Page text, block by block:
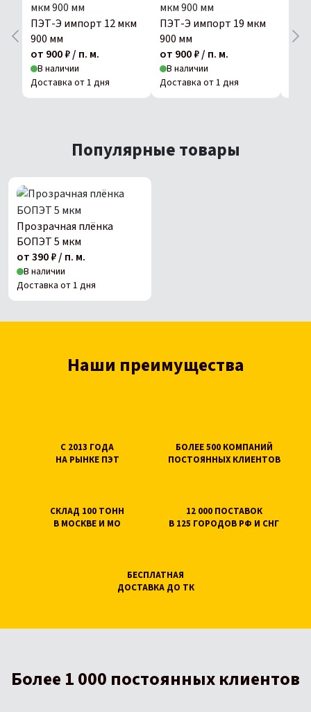
ПЭТ-Э импорт 12 мкм
900 мм
от 900 ₽ / п. м.
В наличии
Доставка от 1 дня
ПЭТ-Э импорт 19 мкм
900 мм
от 900 ₽ / п. м.
В наличии
Доставка от 1 дня
900
Популярные товары
Прозрачная плёнка
БОПЭТ 5 мкм
от 390 ₽ / п. м.
В наличии
Доставка от 1 дня
Наши преимущества
С 2013 ГОДА
НА РЫНКЕ ПЭТ
БОЛЕЕ 500 КОМПАНИЙ
ПОСТОЯННЫХ КЛИЕНТОВ
СКЛАД 100 ТОНН
В МОСКВЕ И МО
12 000 ПОСТАВОК
В 125 ГОРОДОВ РФ И СНГ
БЕСПЛАТНАЯ
ДОСТАВКА ДО ТК
Более 1 000 постоянных клиентов